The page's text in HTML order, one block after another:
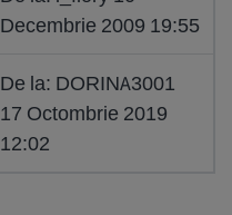
Decembrie 2009 19:55
De la: DORINA3001
17 Octombrie 2019
12:02